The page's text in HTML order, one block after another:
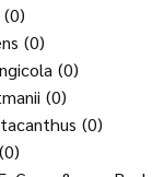
(0)
(0)
(0)
(0)
(0)
(0)